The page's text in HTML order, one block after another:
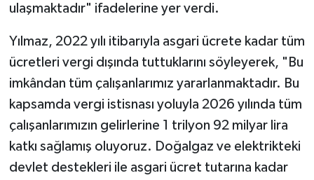
ulaşmaktadır" ifadelerine yer verdi.
Yılmaz, 2022 yılı itibarıyla asgari ücrete kadar tüm
ücretleri vergi dışında tuttuklarını söyleyerek, "Bu
imkândan tüm çalışanlarımız yararlanmaktadır. Bu
kapsamda vergi istisnası yoluyla 2026 yılında tüm
çalışanlarımızın gelirlerine 1 trilyon 92 milyar lira
katkı sağlamış oluyoruz. Doğalgaz ve elektrikteki
devlet destekleri ile asgari ücret tutarına kadar